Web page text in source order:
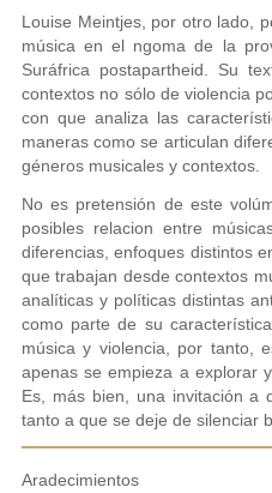
Louise Meintjes, por otro lado,
música en el ngoma de la
Suráfrica postapartheid. Su
contextos no sólo de violencia
con que analiza las
maneras como se articulan
géneros musicales y contextos.
No es pretensión de este
posibles relacion entre
diferencias, enfoques distintos
que trabajan desde contextos
analíticas y políticas distintas
como parte de su
música y violencia, por tanto,
apenas se empieza a explorar
Es, más bien, una invitación a
tanto a que se deje de silenciar
Aradecimientos